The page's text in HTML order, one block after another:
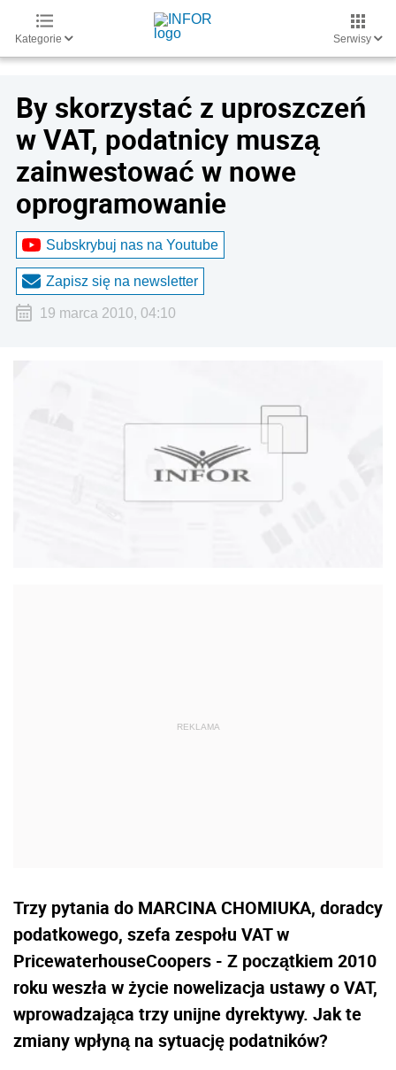
Kategorie Serwisy
By skorzystać z uproszczeń
w VAT, podatnicy muszą
zainwestować w nowe
oprogramowanie
Subskrybuj nas na Youtube
Zapisz się na newsletter
19 marca 2010, 04:10
Trzy pytania do MARCINA CHOMIUKA, doradcy
podatkowego, szefa zespołu VAT w
PricewaterhouseCoopers - Z początkiem 2010
roku weszła w życie nowelizacja ustawy o VAT,
wprowadzająca trzy unijne dyrektywy. Jak te
zmiany wpłyną na sytuację podatników?